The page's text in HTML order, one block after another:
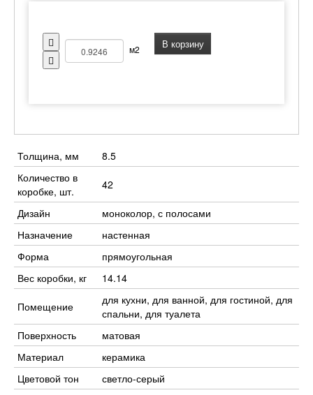
м2 В корзину
Толщина, мм
8.5
Количество в
коробке, шт.
42
Дизайн
моноколор, с полосами
Назначение
настенная
Форма
прямоугольная
Вес коробки, кг
14.14
Помещение
для кухни, для ванной, для гостиной, для
спальни, для туалета
Поверхность
матовая
Материал
керамика
Цветовой тон
светло-серый